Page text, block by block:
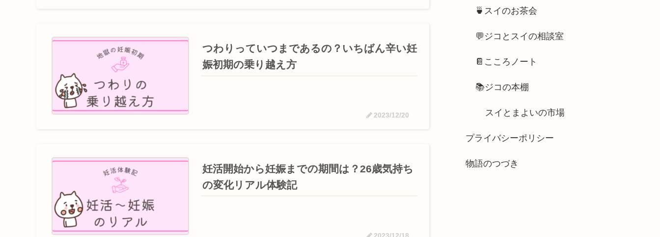
つわりっていつまであるの？いちばん辛い妊
娠初期の乗り越え方
2023/12/20
妊活開始から妊娠までの期間は？26歳気持ち
の変化リアル体験記
🍵スイのお茶会
💬ジコとスイの相談室
📔こころノート
📚ジコの本棚
スイとまよいの市場
プライバシーポリシー
物語のつづき